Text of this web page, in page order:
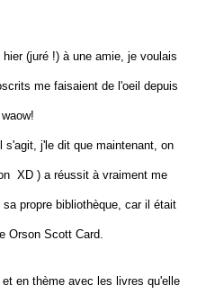
(juré !) à une amie, je voulais
me faisaient de l'oeil depuis
s'agit, j'le dit que maintenant, on
XD ) a réussit à vraiment me
propre bibliothèque, car il était
Orson Scott Card.
en thème avec les livres qu'elle